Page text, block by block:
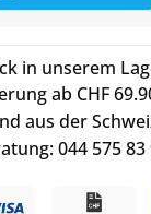
in unserem
ab CHF
aus der
044 575 83